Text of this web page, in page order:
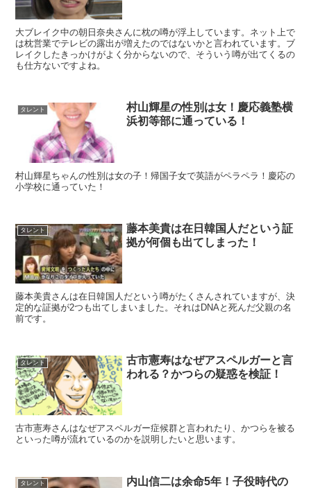
大ブレイク中の朝日奈央さんに枕の噂が浮上しています。ネット上で
は枕営業でテレビの露出が増えたのではないかと言われています。ブ
レイクしたきっかけがよく分からないので、そういう噂が出てくるの
も仕方ないですよね。
タレント
村山輝星の性別は女！慶応義塾横
浜初等部に通っている！
村山輝星ちゃんの性別は女の子！帰国子女で英語がペラペラ！慶応の
小学校に通っていた！
タレント
藤本美貴は在日韓国人だという証
拠が何個も出てしまった！
藤本美貴さんは在日韓国人だという噂がたくさんされていますが、決
定的な証拠が2つも出てしまいました。それはDNAと死んだ父親の名
前です。
タレント
古市憲寿はなぜアスペルガーと言
われる？かつらの疑惑を検証！
古市憲寿さんはなぜアスペルガー症候群と言われたり、かつらを被る
といった噂が流れているのかを説明したいと思います。
タレント
内山信二は余命5年！子役時代の